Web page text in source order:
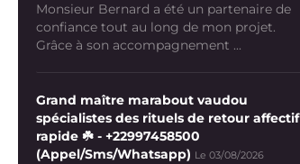
Monsieur Bernard a été un partenaire de
confiance tout au long de mon projet.
Grâce à son accompagnement ...
Grand maître marabout vaudou
spécialistes des rituels de retour affectif
rapide ☘️ - +22997458500
(Appel/Sms/Whatsapp) Le 03/08/2026